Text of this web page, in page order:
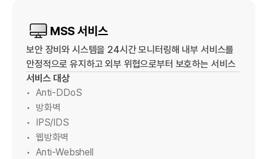
MSS 서비스
보안 장비와 시스템을 24시간 모니터링해 내부 서비스를
안정적으로 유지하고 외부 위협으로부터 보호하는 서비스
서비스 대상
Anti-DDoS
방화벽
IPS/IDS
웹방화벽
Anti-Webshell